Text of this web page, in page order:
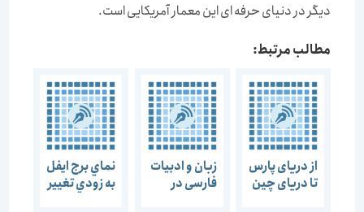
دیگر در دنیای حرفه ای این معمار آمریکایی است.
مطالب مرتبط:
از دریای پارس
تا دریای چین
زبان و ادبیات
فارسی در
نماي برج ايفل
به زودي تغيير